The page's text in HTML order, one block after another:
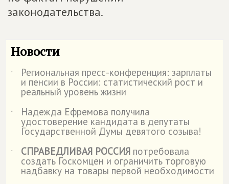
законодательства.
Новости
˙ Региональная пресс-конференция: зарплаты
и пенсии в России: статистический рост и
реальный уровень жизни
˙
Надежда Ефремова получила
удостоверение кандидата в депутаты
Государственной Думы девятого созыва!
˙
СПРАВЕДЛИВАЯ РОССИЯ потребовала
создать Госкомцен и ограничить торговую
надбавку на товары первой необходимости